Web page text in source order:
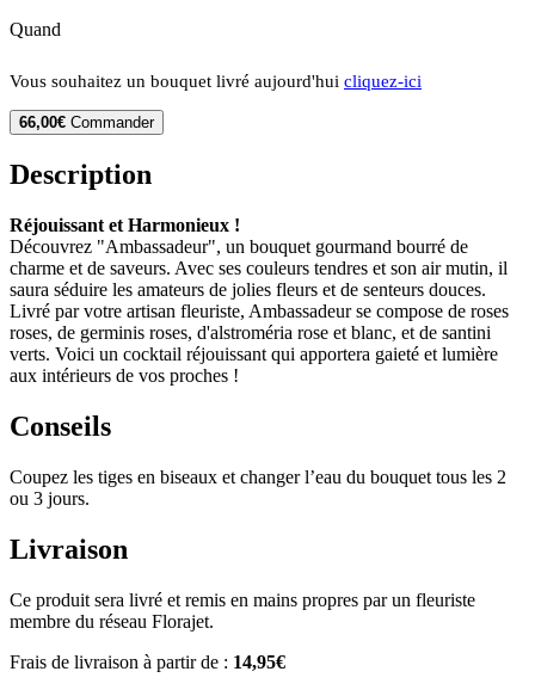
Quand
Vous souhaitez un bouquet livré aujourd'hui cliquez-ici
66,00€ Commander
Description
Réjouissant et Harmonieux !
Découvrez "Ambassadeur", un bouquet gourmand bourré de
charme et de saveurs. Avec ses couleurs tendres et son air mutin, il
saura séduire les amateurs de jolies fleurs et de senteurs douces.
Livré par votre artisan fleuriste, Ambassadeur se compose de roses
roses, de germinis roses, d'alstroméria rose et blanc, et de santini
verts. Voici un cocktail réjouissant qui apportera gaieté et lumière
aux intérieurs de vos proches !
Conseils
Coupez les tiges en biseaux et changer l’eau du bouquet tous les 2
ou 3 jours.
Livraison
Ce produit sera livré et remis en mains propres par un fleuriste
membre du réseau Florajet.
Frais de livraison à partir de : 14,95€